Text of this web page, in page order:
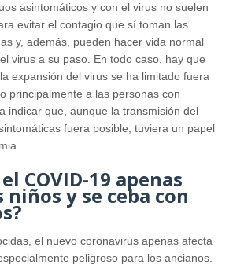
asintomáticos y con el virus no suelen
evitar el contagio que sí toman las
y, además, pueden hacer vida normal
virus a su paso. En todo caso, hay que
expansión del virus se ha limitado fuera
principalmente a las personas con
indicar que, aunque la transmisión del
fuera posible, tuviera un papel
COVID-19 apenas
y se ceba con
el nuevo coronavirus apenas afecta
peligroso para los ancianos.